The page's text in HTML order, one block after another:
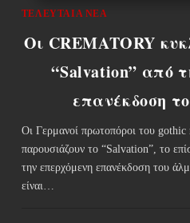
ΤΕΛΕΥΤΑΊΑ ΝΈΑ
Οι CREMATORY
“Salvation” από
επανέκδοση
Οι Γερμανοί πρωτοπόροι του
παρουσιάζουν το “Salvation”, το
την επερχόμενη επανέκδοση του
είναι…